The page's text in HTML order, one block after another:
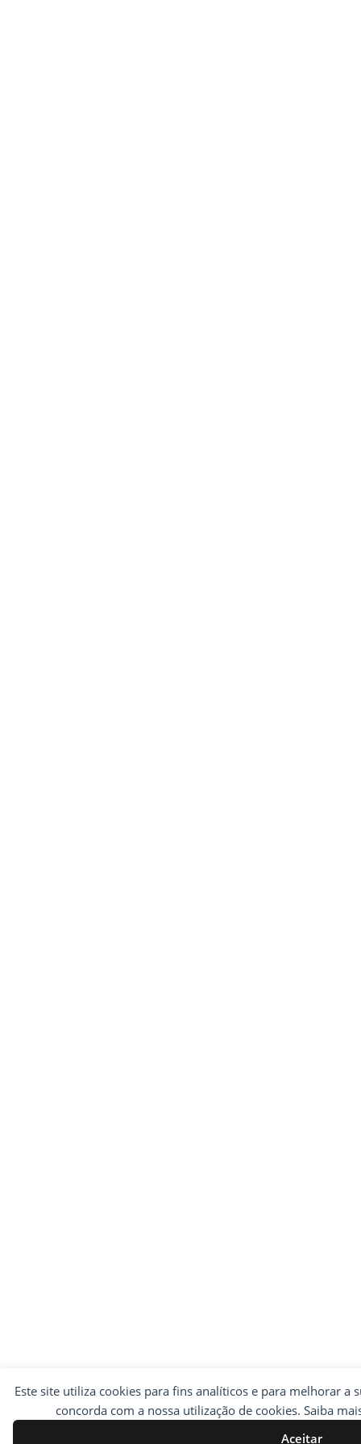
Este site utiliza cookies para fins analíticos e para melhorar a
concorda com a nossa utilização de cookies. Saiba
Aceitar